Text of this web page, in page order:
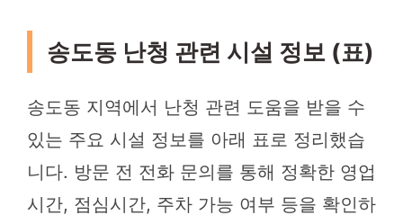
송도동 난청 관련 시설 정보 (표)
송도동 지역에서 난청 관련 도움을 받을 수
있는 주요 시설 정보를 아래 표로 정리했습
니다. 방문 전 전화 문의를 통해 정확한 영업
시간, 점심시간, 주차 가능 여부 등을 확인하